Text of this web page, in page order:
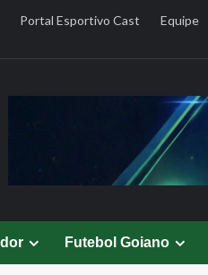
Portal Esportivo Cast Equipe
Futebol Goiano